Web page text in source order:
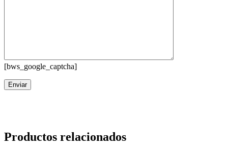
[bws_google_captcha]
Productos relacionados